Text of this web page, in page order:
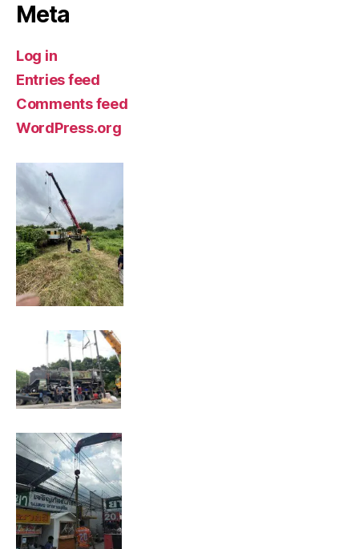
Meta
Log in
Entries feed
Comments feed
WordPress.org